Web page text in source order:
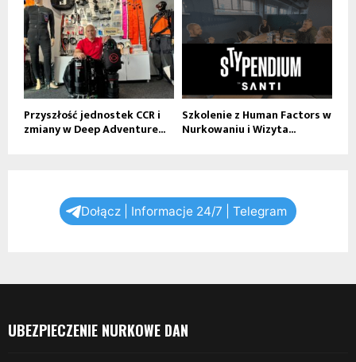
Przyszłość jednostek CCR i
zmiany w Deep Adventure...
Szkolenie z Human Factors w
Nurkowaniu i Wizyta...
Dołącz | Informacje 24/7 | Telegram
UBEZPIECZENIE NURKOWE DAN